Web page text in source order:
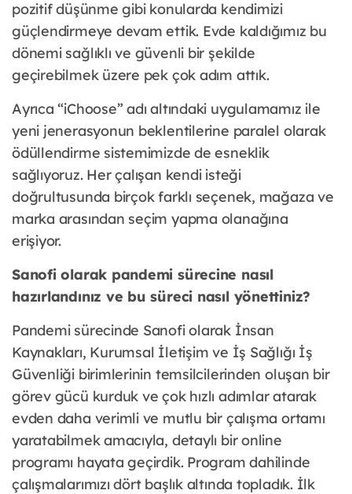
pozitif düşünme gibi konularda kendimizi
güçlendirmeye devam ettik. Evde kaldığımız bu
dönemi sağlıklı ve güvenli bir şekilde
geçirebilmek üzere pek çok adım attık.
Ayrıca “iChoose” adı altındaki uygulamamız ile
yeni jenerasyonun beklentilerine paralel olarak
ödüllendirme sistemimizde de esneklik
sağlıyoruz. Her çalışan kendi isteği
doğrultusunda birçok farklı seçenek, mağaza ve
marka arasından seçim yapma olanağına
erişiyor.
Sanofi olarak pandemi sürecine nasıl
hazırlandınız ve bu süreci nasıl yönettiniz?
Pandemi sürecinde Sanofi olarak İnsan
Kaynakları, Kurumsal İletişim ve İş Sağlığı İş
Güvenliği birimlerinin temsilcilerinden oluşan bir
görev gücü kurduk ve çok hızlı adımlar atarak
evden daha verimli ve mutlu bir çalışma ortamı
yaratabilmek amacıyla, detaylı bir online
programı hayata geçirdik. Program dahilinde
çalışmalarımızı dört başlık altında topladık. İlk